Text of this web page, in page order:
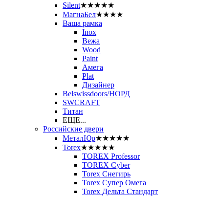
Silent★★★★★
МагнаБел★★★★
Ваша рамка
Inox
Вежа
Wood
Paint
Амега
Plat
Дизайнер
Belswissdoors/НОРД
SWCRAFT
Титан
ЕЩЕ...
Российские двери
МеталЮр★★★★★
Torex★★★★★
TOREX Professor
TOREX Cyber
Torex Снегирь
Torex Супер Омега
Torex Дельта Стандарт